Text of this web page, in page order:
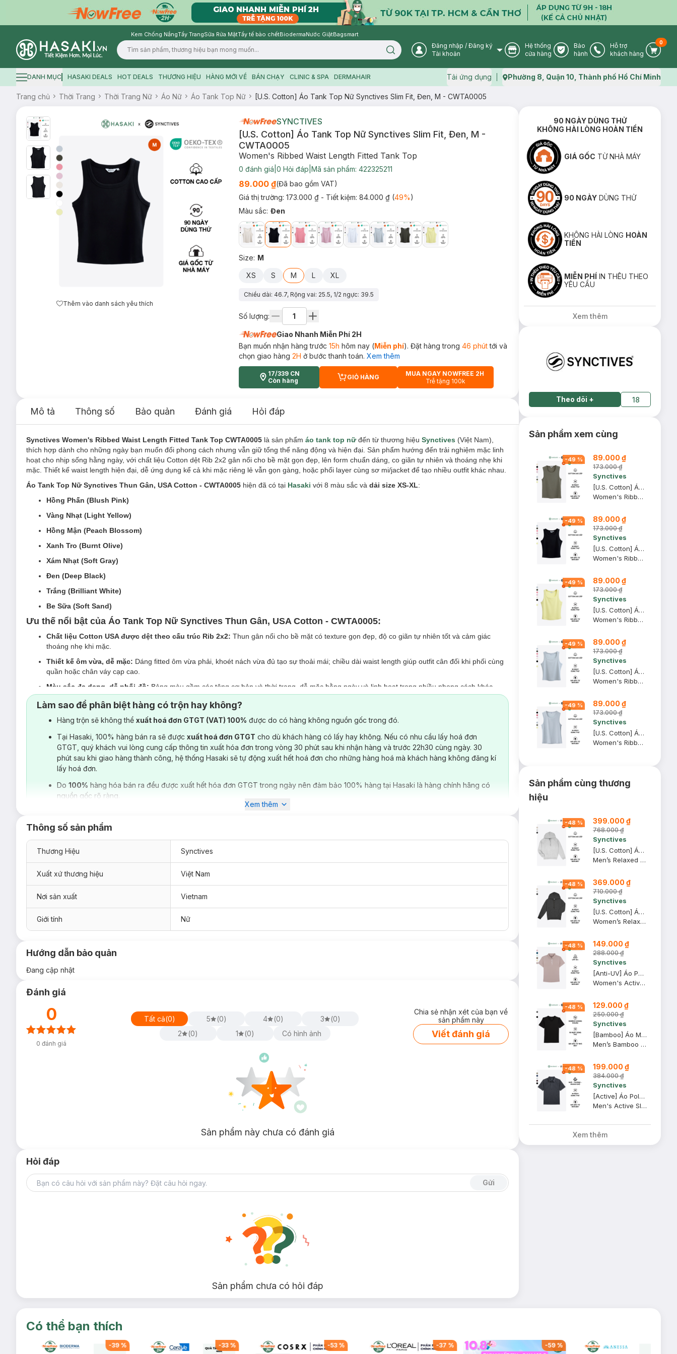
Kem Chống NắngTẩy TrangSữa Rửa MặtTẩy tế bào chếtBiodermaNước GiặtBagsmart
Logo
Search icon User Icon
Đăng nhập / Đăng ký
Tài khoản
Store Icon
Hệ thống
cửa hàng
Warranty Icon
Bảo
hành
Phone Icon
Hỗ trợ
khách hàng
Cart
0
Hamburger icon
DANH MỤC HASAKI DEALS HOT DEALS THƯƠNG HIỆU HÀNG MỚI VỀ BÁN CHẠY CLINIC & SPA DERMAHAIR Tải ứng dụng Map icon
Phường 8, Quận 10, Thành phố Hồ Chí Minh
Trang chủ Thời Trang Thời Trang Nữ Áo Nữ Áo Tank Top Nữ [U.S. Cotton] Áo Tank Top Nữ Synctives Slim Fit, Đen, M - CWTA0005
Thêm vào danh sách yêu thích
SYNCTIVES
[U.S. Cotton] Áo Tank Top Nữ Synctives Slim Fit, Đen, M -
CWTA0005
Women's Ribbed Waist Length Fitted Tank Top
0 đánh giá 0 Hỏi đáp Mã sản phẩm: 422325211
89.000 ₫(Đã bao gồm VAT)
Giá thị trường: 173.000 ₫ - Tiết kiệm: 84.000 ₫(49%)
Màu sắc: Đen
Size: M
XS S M L XL
Chiều dài: 46.7, Rộng vai: 25.5, 1/2 ngực: 39.5
Số lượng:
Giao Nhanh Miễn Phí 2H
Bạn muốn nhận hàng trước 15h hôm nay (Miễn phí). Đặt hàng trong 46 phúttới và
chọn giao hàng 2H ở bước thanh toán. Xem thêm
17/339 CN
Còn hàng
CART PLUS ICON
GIỎ HÀNG
MUA NGAY NOWFREE 2H
Trễ tặng 100k
Mô tả Thông số Bảo quản Đánh giá Hỏi đáp
Synctives Women's Ribbed Waist Length Fitted Tank Top CWTA0005 là sản phẩm áo tank top nữđến từ thương hiệu Synctives (Việt Nam),
thích hợp dành cho những ngày bạn muốn đổi phong cách nhưng vẫn giữ tổng thể năng động và hiện đại. Sản phẩm hướng đến trải nghiệm mặc linh
hoạt cho nhịp sống hằng ngày, với chất liệu Cotton dệt Rib 2x2 gân nổi cho bề mặt gọn đẹp, lên form chuẩn dáng, co giãn tự nhiên và thoáng nhẹ khi
mặc. Thiết kế waist length hiện đại, dễ ứng dụng kể cả khi mặc riêng lẻ vẫn gọn gàng, hoặc phối layer cùng sơ mi/jacket để tạo nhiều outfit khác nhau.
Áo Tank Top Nữ Synctives Thun Gân, USA Cotton - CWTA0005 hiện đã có tại Hasaki với 8 màu sắc và dải size XS-XL:
Hồng Phấn (Blush Pink)
Vàng Nhạt (Light Yellow)
Hồng Mận (Peach Blossom)
Xanh Tro (Burnt Olive)
Xám Nhạt (Soft Gray)
Đen (Deep Black)
Trắng (Brilliant White)
Be Sữa (Soft Sand)
Ưu thế nổi bật của Áo Tank Top Nữ Synctives Thun Gân, USA Cotton - CWTA0005:
Chất liệu Cotton USA được dệt theo cấu trúc Rib 2x2: Thun gân nổi cho bề mặt có texture gọn đẹp, độ co giãn tự nhiên tốt và cảm giác
thoáng nhẹ khi mặc.
Thiết kế ôm vừa, dễ mặc: Dáng fitted ôm vừa phải, khoét nách vừa đủ tạo sự thoải mái; chiều dài waist length giúp outfit cân đối khi phối cùng
quần hoặc chân váy cạp cao.
Màu sắc đa dạng, dễ phối đồ: Bảng màu gồm các tông cơ bản và thời trang, dễ mặc hằng ngày và linh hoạt trong nhiều phong cách khác
nhau.
Dễ ứng dụng theo nhiều kiểu:Mặc riêng vẫn gọn gàng, năng động; hoặc layer cùng sơ mi, cardigan, jacket để outfit trông hiện đại hơn.
Được hoàn thiện tỉ mỉ với kỹ thuật may tối ưu tại từng chi tiết, đảm bảo độ bền cao hơn, tăng tính thẩm mỹ và thoải mái khi cử động.
Làm sao để phân biệt hàng có trộn hay không?
Hàng trộn sẽ không thể xuất hoá đơn GTGT (VAT) 100% được do có hàng không nguồn gốc trong đó.
Tại Hasaki, 100% hàng bán ra sẽ được xuất hoá đơn GTGT cho dù khách hàng có lấy hay không. Nếu có nhu cầu lấy hoá đơn
GTGT, quý khách vui lòng cung cấp thông tin xuất hóa đơn trong vòng 30 phút sau khi nhận hàng và trước 22h30 cùng ngày. 30
phút sau khi giao hàng thành công, hệ thống Hasaki sẽ tự động xuất hết hoá đơn cho những hàng hoá mà khách hàng không đăng kí
lấy hoá đơn.
Do 100% hàng hóa bán ra đều được xuất hết hóa đơn GTGT trong ngày nên đảm bảo 100% hàng tại Hasaki là hàng chính hãng có
nguồn gốc rõ ràng.
Xem thêm
Thông số sản phẩm
Thương Hiệu Synctives
Xuất xứ thương hiệu Việt Nam
Nơi sản xuất Vietnam
Giới tính Nữ
Hướng dẫn bảo quản
Đang cập nhật
Đánh giá
0
0 đánh giá
Tất cả(0) 5 (0) 4 (0) 3 (0)
2
(0) 1 (0) Có hình ảnh
Chia sẻ nhận xét của bạn về
sản phẩm này
Viết đánh giá
Sản phẩm này chưa có đánh giá
Hỏi đáp
Gửi
Sản phẩm chưa có hỏi đáp
90 NGÀY DÙNG THỬ
KHÔNG HÀI LÒNG HOÀN TIỀN
GIÁ GỐC TỪ NHÀ MÁY
90 NGÀY DÙNG THỬ
KHÔNG HÀI LÒNG HOÀN
TIỀN
MIỄN PHÍ IN THÊU THEO
YÊU CẦU
Xem thêm
Theo dõi + 18
Sản phẩm xem cùng
-49 % 89.000 ₫
173.000 ₫
Synctives
[U.S. Cotton] Áo Tank Top Nữ Synctives Regular Fit, Xanh Tro, XS - CWTA0004
Women's Ribbed Regular Fit Tank Top
-49 % 89.000 ₫
173.000 ₫
Synctives
[U.S. Cotton] Áo Tank Top Nữ Synctives Slim Fit, Đen, L - CWTA0005
Women's Ribbed Waist Length Fitted Tank Top
-49 % 89.000 ₫
173.000 ₫
Synctives
[U.S. Cotton] Áo Tank Top Nữ Synctives Slim Fit, Vàng Nhạt, L - CWTA0005
Women's Ribbed Waist Length Fitted Tank Top
-49 % 89.000 ₫
173.000 ₫
Synctives
[U.S. Cotton] Áo Tank Top Nữ Synctives Slim Fit, Xám Nhạt, XL - CWTA0005
Women's Ribbed Waist Length Fitted Tank Top
-49 % 89.000 ₫
173.000 ₫
Synctives
[U.S. Cotton] Áo Tank Top Nữ Synctives Regular Fit, Xám Nhạt, XS - CWTA0004
Women's Ribbed Regular Fit Tank Top
Sản phẩm cùng thương
hiệu
-48 % 399.000 ₫
768.000 ₫
Synctives
[U.S. Cotton] Áo Hoodie Nam Synctives Relaxed Fit, Xám Melange Nhạt, 2XL - CMHO0007
Men’s Relaxed Fit Hoodie
-48 % 369.000 ₫
710.000 ₫
Synctives
[U.S. Cotton] Áo Hoodie Nữ Synctives Relaxed Fit, Xám Melange Đậm, S - CWHO0011
Women’s Relaxed Fit Hoodie
-48 % 149.000 ₫
288.000 ₫
Synctives
[Anti-UV] Áo Polo Active Nữ Synctives Regular Fit, Hồng Tro, M - SWPO0006
Women's Active Regular Fit Polo Shirt
-48 % 129.000 ₫
250.000 ₫
Synctives
[Bamboo] Áo Mặc Trong Nam Synctives Cổ V Slim Fit, Đen, M - CMUN0003
Men’s Bamboo Slim Fit V-Neck Undershirt
-48 % 199.000 ₫
384.000 ₫
Synctives
[Active] Áo Polo Nam Synctives Slim Fit, Đen, XL - SMPO0013
Men's Active Slim Fit Polo Shirt
Xem thêm
Có thể bạn thích
-39% -33% -53% -37 % -59%